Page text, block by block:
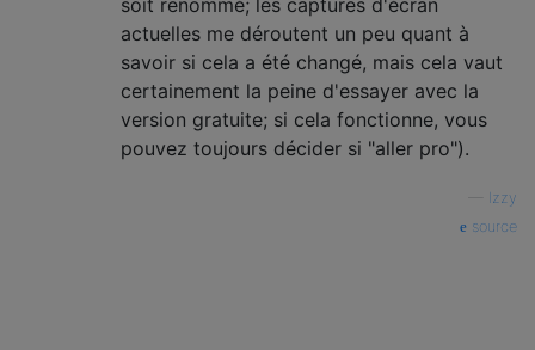
soit renommé; les captures d'écran
actuelles me déroutent un peu quant à
savoir si cela a été changé, mais cela vaut
certainement la peine d'essayer avec la
version gratuite; si cela fonctionne, vous
pouvez toujours décider si "aller pro").
Izzy
source